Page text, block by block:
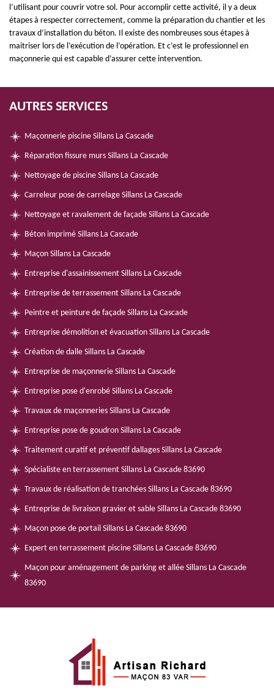
l’utilisant pour couvrir votre sol. Pour accomplir cette activité, il y a deux
étapes à respecter correctement, comme la préparation du chantier et les
travaux d’installation du béton. Il existe des nombreuses sous étapes à
maitriser lors de l’exécution de l’opération. Et c’est le professionnel en
maçonnerie qui est capable d’assurer cette intervention.
AUTRES SERVICES
Maçonnerie piscine Sillans La Cascade
Réparation fissure murs Sillans La Cascade
Nettoyage de piscine Sillans La Cascade
Carreleur pose de carrelage Sillans La Cascade
Nettoyage et ravalement de façade Sillans La Cascade
Béton imprimé Sillans La Cascade
Maçon Sillans La Cascade
Entreprise d'assainissement Sillans La Cascade
Entreprise de terrassement Sillans La Cascade
Peintre et peinture de façade Sillans La Cascade
Entreprise démolition et évacuation Sillans La Cascade
Création de dalle Sillans La Cascade
Entreprise de maçonnerie Sillans La Cascade
Entreprise pose d'enrobé Sillans La Cascade
Travaux de maçonneries Sillans La Cascade
Entreprise pose de goudron Sillans La Cascade
Traitement curatif et préventif dallages Sillans La Cascade
Spécialiste en terrassement Sillans La Cascade 83690
Travaux de réalisation de tranchées Sillans La Cascade 83690
Entreprise de livraison gravier et sable Sillans La Cascade 83690
Maçon pose de portail Sillans La Cascade 83690
Expert en terrassement piscine Sillans La Cascade 83690
Maçon pour aménagement de parking et allée Sillans La Cascade
83690